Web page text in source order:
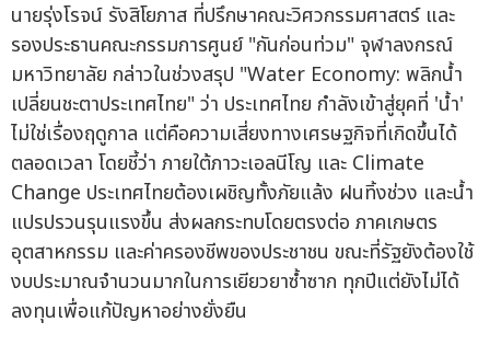
นายรุ่งโรจน์ รังสิโยภาส ที่ปรึกษาคณะวิศวกรรมศาสตร์ และ
รองประธานคณะกรรมการศูนย์ "กันก่อนท่วม" จุฬาลงกรณ์
มหาวิทยาลัย กล่าวในช่วงสรุป "Water Economy: พลิกน้ำ
เปลี่ยนชะตาประเทศไทย" ว่า ประเทศไทย กำลังเข้าสู่ยุคที่ 'น้ำ'
ไม่ใช่เรื่องฤดูกาล แต่คือความเสี่ยงทางเศรษฐกิจที่เกิดขึ้นได้
ตลอดเวลา โดยชี้ว่า ภายใต้ภาวะเอลนีโญ และ Climate
Change ประเทศไทยต้องเผชิญทั้งภัยแล้ง ฝนทิ้งช่วง และน้ำ
แปรปรวนรุนแรงขึ้น ส่งผลกระทบโดยตรงต่อ ภาคเกษตร
อุตสาหกรรม และค่าครองชีพของประชาชน ขณะที่รัฐยังต้องใช้
งบประมาณจำนวนมากในการเยียวยาซ้ำซาก ทุกปีแต่ยังไม่ได้
ลงทุนเพื่อแก้ปัญหาอย่างยั่งยืน